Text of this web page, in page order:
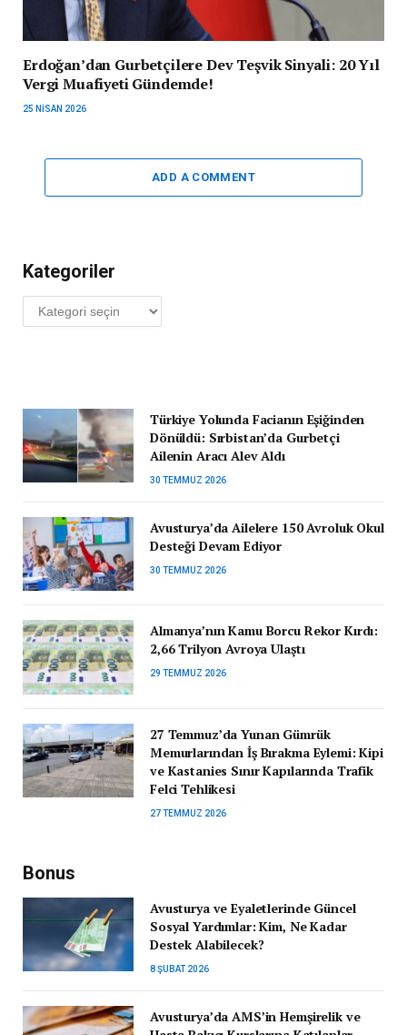
Erdoğan’dan Gurbetçilere Dev Teşvik Sinyali: 20 Yıl
Vergi Muafiyeti Gündemde!
25 NISAN 2026
ADD A COMMENT
Kategoriler
Kategoriler
Türkiye Yolunda Facianın Eşiğinden
Dönüldü: Sırbistan’da Gurbetçi
Ailenin Aracı Alev Aldı
30 TEMMUZ 2026
Avusturya’da Ailelere 150 Avroluk Okul
Desteği Devam Ediyor
30 TEMMUZ 2026
Almanya’nın Kamu Borcu Rekor Kırdı:
2,66 Trilyon Avroya Ulaştı
29 TEMMUZ 2026
27 Temmuz’da Yunan Gümrük
Memurlarından İş Bırakma Eylemi: Kipi
ve Kastanies Sınır Kapılarında Trafik
Felci Tehlikesi
27 TEMMUZ 2026
Bonus
Avusturya ve Eyaletlerinde Güncel
Sosyal Yardımlar: Kim, Ne Kadar
Destek Alabilecek?
8 ŞUBAT 2026
Avusturya’da AMS’in Hemşirelik ve